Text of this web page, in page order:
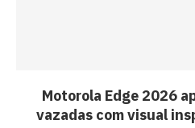
Motorola Edge 2026
vazadas com visual